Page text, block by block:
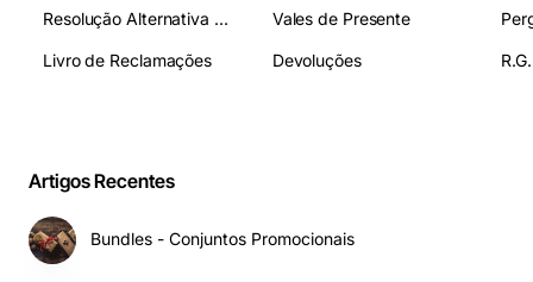
Resolução Alternativa de Litígios
Livro de Reclamações
Vales de Presente
Devoluções
Artigos Recentes
Bundles - Conjuntos Promocionais